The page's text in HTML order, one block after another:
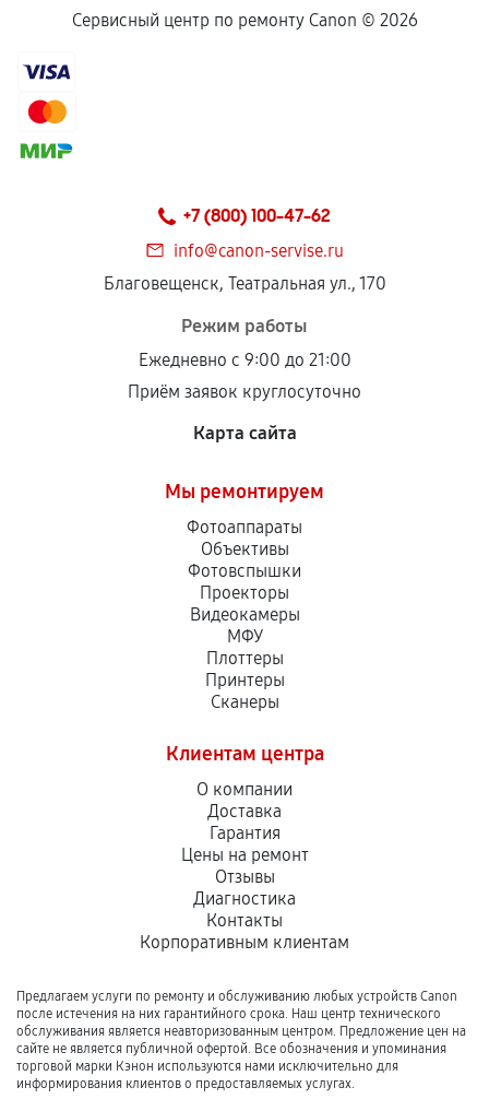
Сервисный центр по ремонту Canon © 2026
+7 (800) 100-47-62
info@canon-servise.ru
Благовещенск, Театральная ул., 170
Режим работы
Ежедневно с 9:00 до 21:00
Приём заявок круглосуточно
Карта сайта
Мы ремонтируем
Фотоаппараты
Объективы
Фотовспышки
Проекторы
Видеокамеры
МФУ
Плоттеры
Принтеры
Сканеры
Клиентам центра
О компании
Доставка
Гарантия
Цены на ремонт
Отзывы
Диагностика
Контакты
Корпоративным клиентам
Предлагаем услуги по ремонту и обслуживанию любых устройств Canon
после истечения на них гарантийного срока. Наш центр технического
обслуживания является неавторизованным центром. Предложение цен на
сайте не является публичной офертой. Все обозначения и упоминания
торговой марки Кэнон используются нами исключительно для
информирования клиентов о предоставляемых услугах.